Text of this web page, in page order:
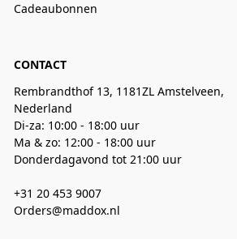
Cadeaubonnen
CONTACT
Rembrandthof 13, 1181ZL Amstelveen,
Nederland
Di-za: 10:00 - 18:00 uur
Ma & zo: 12:00 - 18:00 uur
Donderdagavond tot 21:00 uur
+31 20 453 9007
Orders@maddox.nl